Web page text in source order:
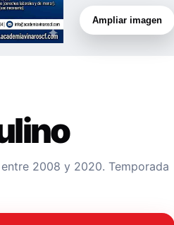
Ampliar imagen
2008 y 2020. Temporada